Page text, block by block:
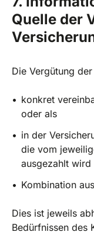
Quelle der
Die Vergütung
konkret
oder als
in der
die vom
ausgezahlt wird
Kombination
Dies ist jeweils
Bedürfnissen des